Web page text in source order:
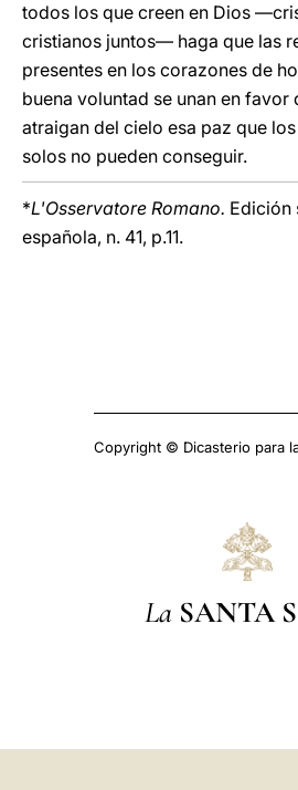
todos los que creen en Dios
cristianos juntos— haga que las
presentes en los corazones de
buena voluntad se unan en favor
atraigan del cielo esa paz que
solos no pueden conseguir.
*L'Osservatore Romano. Edición
española, n. 41, p.11.
Copyright © Dicasterio para
La SANTA